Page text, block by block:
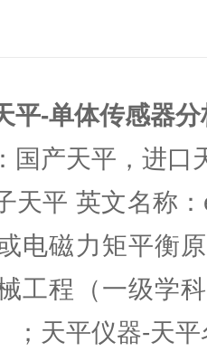
平-单体传感器
国产天平，进口
天平 英文名称
电磁力矩平衡
工程（一级学
；天平仪器-天